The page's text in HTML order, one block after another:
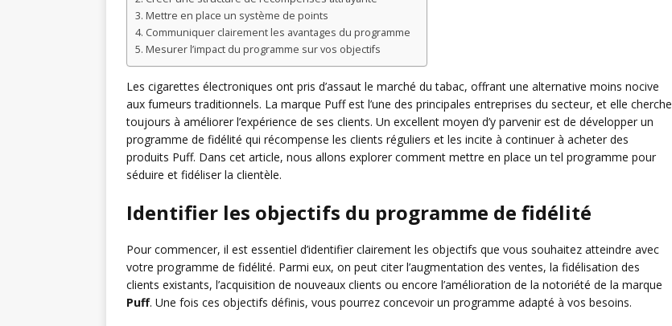
Mettre en place un système de points
Communiquer clairement les avantages du programme
Mesurer l’impact du programme sur vos objectifs
Les cigarettes électroniques ont pris d’assaut le marché du tabac, offrant une alternative moins nocive
aux fumeurs traditionnels. La marque Puff est l’une des principales entreprises du secteur, et elle cherche
toujours à améliorer l’expérience de ses clients. Un excellent moyen d’y parvenir est de développer un
programme de fidélité qui récompense les clients réguliers et les incite à continuer à acheter des
produits Puff. Dans cet article, nous allons explorer comment mettre en place un tel programme pour
séduire et fidéliser la clientèle.
Identifier les objectifs du programme de fidélité
Pour commencer, il est essentiel d’identifier clairement les objectifs que vous souhaitez atteindre avec
votre programme de fidélité. Parmi eux, on peut citer l’augmentation des ventes, la fidélisation des
clients existants, l’acquisition de nouveaux clients ou encore l’amélioration de la notoriété de la marque
Puff. Une fois ces objectifs définis, vous pourrez concevoir un programme adapté à vos besoins.